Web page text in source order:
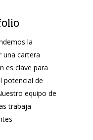
la
una cartera
es clave para
potencial de
equipo de
trabaja